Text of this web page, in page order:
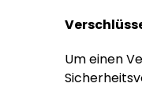
Um einen